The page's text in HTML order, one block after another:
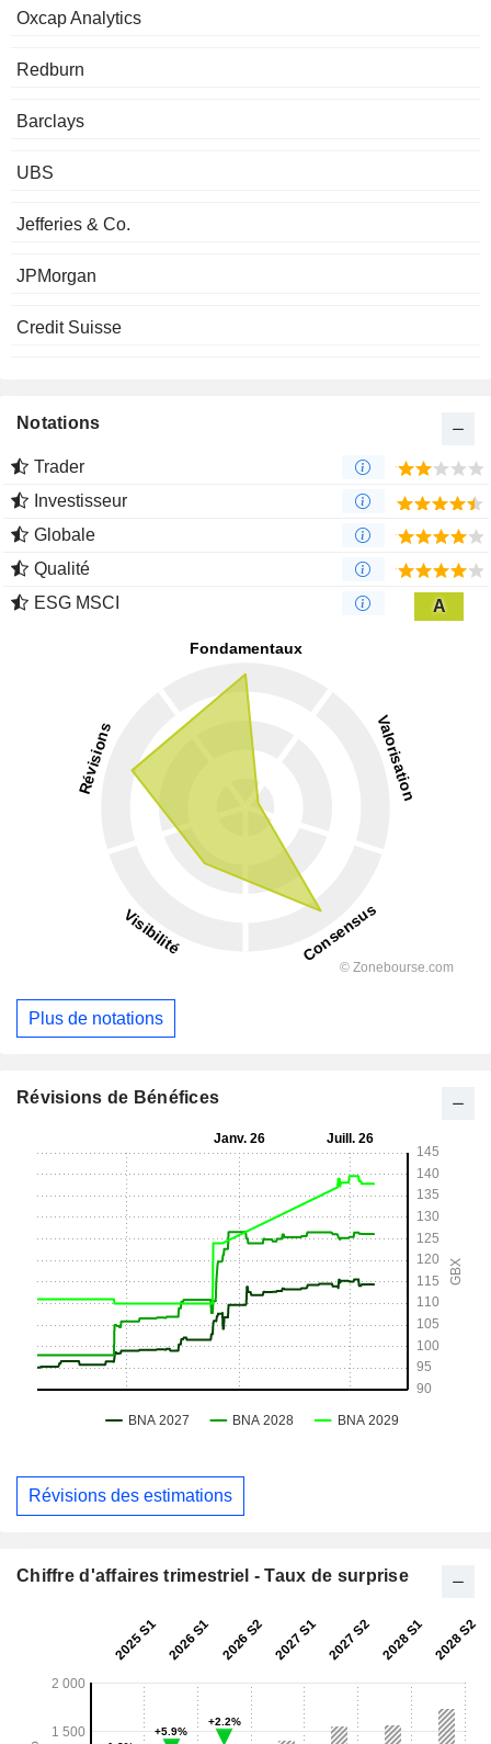
Oxcap Analytics
Redburn
Barclays
UBS
Jefferies & Co.
JPMorgan
Credit Suisse
Notations
Trader
Investisseur
Globale
Qualité
ESG MSCI
A
Plus de notations
Révisions de Bénéfices
Révisions des estimations
Chiffre d'affaires trimestriel - Taux de surprise